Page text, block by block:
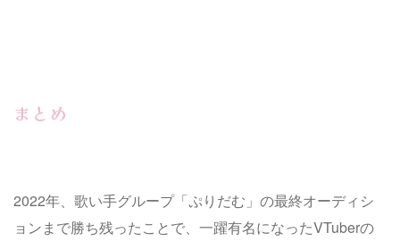
まとめ
2022年、歌い手グループ「ぷりだむ」の最終オーディシ
ョンまで勝ち残ったことで、一躍有名になったVTuberの